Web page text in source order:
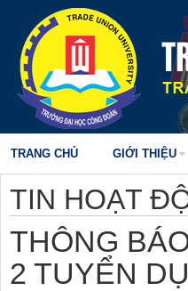
TRANG CHỦ GIỚI THIỆU
TIN HOẠT
THÔNG
2 TUYỂN